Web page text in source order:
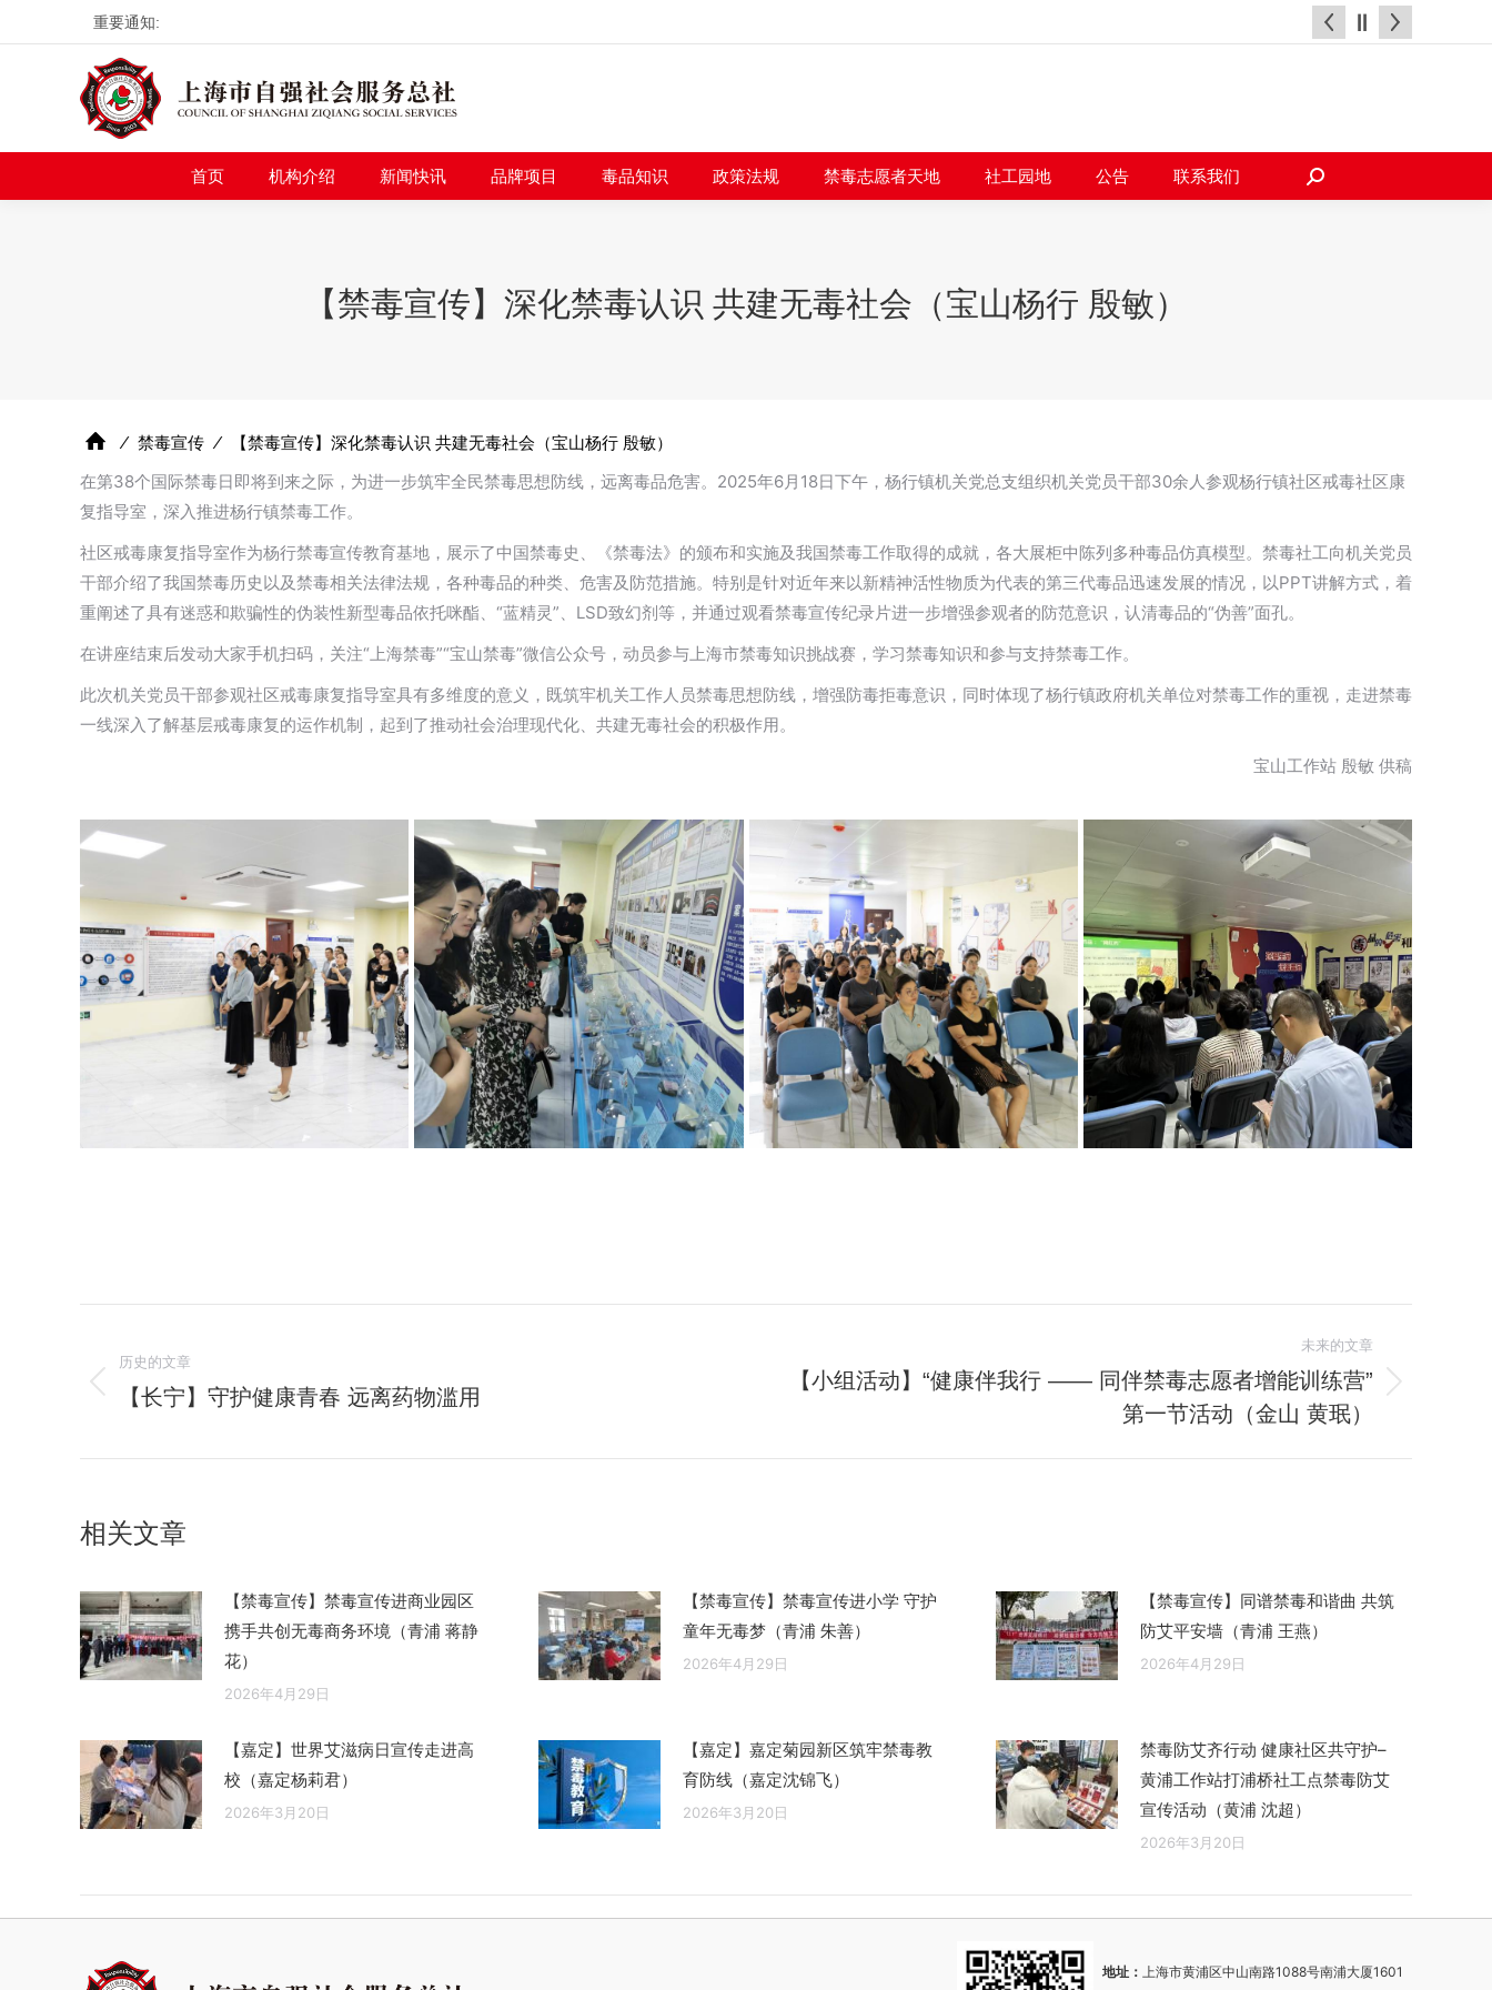
重要通知:
首页 机构介绍 新闻快讯 品牌项目 毒品知识 政策法规 禁毒志愿者天地 社工园地 公告 联系我们
搜
【禁毒宣传】深化禁毒认识 共建无毒社会（宝山杨行 殷敏）
⁄ 禁毒宣传 ⁄
【禁毒宣传】深化禁毒认识 共建无毒社会（宝山杨行 殷敏）
在第38个国际禁毒日即将到来之际，为进一步筑牢全民禁毒思想防线，远离毒品危害。2025年6月18日下午，杨行镇机关党总支组织机关党员干部30余人参观杨行镇社区戒毒社区康
复指导室，深入推进杨行镇禁毒工作。
社区戒毒康复指导室作为杨行禁毒宣传教育基地，展示了中国禁毒史、《禁毒法》的颁布和实施及我国禁毒工作取得的成就，各大展柜中陈列多种毒品仿真模型。禁毒社工向机关党员
干部介绍了我国禁毒历史以及禁毒相关法律法规，各种毒品的种类、危害及防范措施。特别是针对近年来以新精神活性物质为代表的第三代毒品迅速发展的情况，以PPT讲解方式，着
重阐述了具有迷惑和欺骗性的伪装性新型毒品依托咪酯、“蓝精灵”、LSD致幻剂等，并通过观看禁毒宣传纪录片进一步增强参观者的防范意识，认清毒品的“伪善”面孔。
在讲座结束后发动大家手机扫码，关注“上海禁毒”“宝山禁毒”微信公众号，动员参与上海市禁毒知识挑战赛，学习禁毒知识和参与支持禁毒工作。
此次机关党员干部参观社区戒毒康复指导室具有多维度的意义，既筑牢机关工作人员禁毒思想防线，增强防毒拒毒意识，同时体现了杨行镇政府机关单位对禁毒工作的重视，走进禁毒
一线深入了解基层戒毒康复的运作机制，起到了推动社会治理现代化、共建无毒社会的积极作用。
宝山工作站 殷敏 供稿
章
航
历史的文章
历
的
章：
【长宁】守护健康青春 远离药物滥用
未来的文章
的
【小组活动】“健康伴我行 —— 同伴禁毒志愿者增能训练营”
第一节活动（金山 黄珉）
相关文章
【禁毒宣传】禁毒宣传进商业园区
携手共创无毒商务环境（青浦 蒋静
花）
2026年4月29日
【禁毒宣传】禁毒宣传进小学 守护
童年无毒梦（青浦 朱善）
2026年4月29日
【禁毒宣传】同谱禁毒和谐曲 共筑
防艾平安墙（青浦 王燕）
2026年4月29日
【嘉定】世界艾滋病日宣传走进高
校（嘉定杨莉君）
2026年3月20日
【嘉定】嘉定菊园新区筑牢禁毒教
育防线（嘉定沈锦飞）
2026年3月20日
禁毒防艾齐行动 健康社区共守护–
黄浦工作站打浦桥社工点禁毒防艾
宣传活动（黄浦 沈超）
2026年3月20日
地址：上海市黄浦区中山南路1088号南浦大厦1601
首页 机构介绍 新闻快讯 品牌项目 毒品知识 政策法规 禁毒志愿者天地 社工园地 公告 联系我们
搜